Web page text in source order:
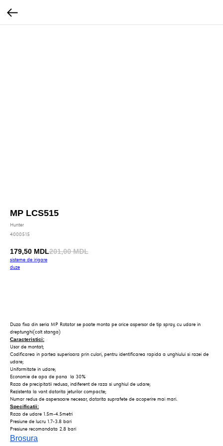
MP LCS515
Hunter
4000515
179,50 MDL201,00 MDL
sisteme_de_irigare
duze
Duza fixa din seria MP Rotator se poate monta pe orice aspersor de tip spray, cu udare in
dreptunghi(colt stanga)
Caracteristici:
Usor de montat;
Codificarea in partea superioara prin culori, pentru identificarea rapida a unghiului si razei de
udare;
Uniformitate in udare;
Economie de apa de pana la 30%
Raza de precipitatii redusa, indiferent de raza si unghiul de udare;
Rezistenta la vant datorita jeturilor compacte;
Numar redus de aspersoare necesar, datorita suprafete de acoperire mai mari.
Specificatii:
Raza de udare 1.5m-4.5metri
Presiune de lucru 1.7-3.8 bari
Presiune recomandata 2.8 bari
Brosura